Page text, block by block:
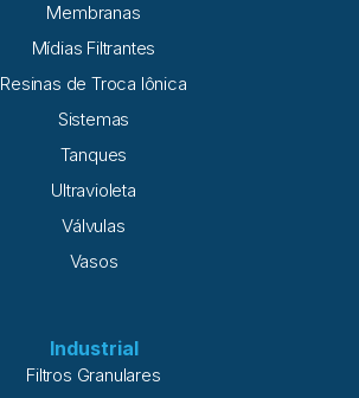
Membranas
Mídias Filtrantes
Resinas de Troca Iônica
Sistemas
Tanques
Ultravioleta
Válvulas
Vasos
Industrial
Filtros Granulares